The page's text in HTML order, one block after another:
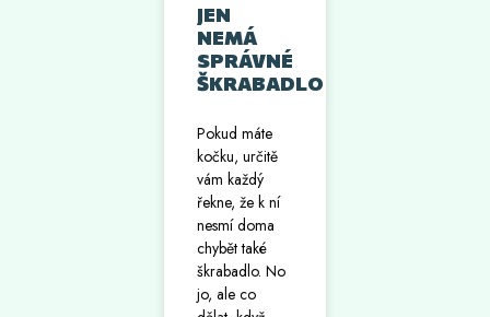
JEN
NEMÁ
SPRÁVNÉ
ŠKRABADLO
Pokud máte
kočku, určitě
vám každý
řekne, že k ní
nesmí doma
chybět také
škrabadlo. No
jo, ale co